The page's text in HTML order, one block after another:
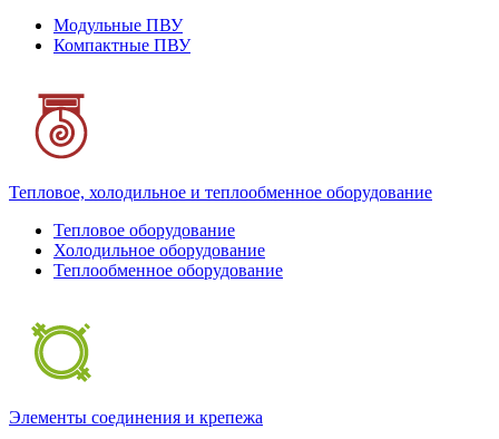
Модульные ПВУ
Компактные ПВУ
Тепловое, холодильное и теплообменное оборудование
Тепловое оборудование
Холодильное оборудование
Теплообменное оборудование
Элементы соединения и крепежа